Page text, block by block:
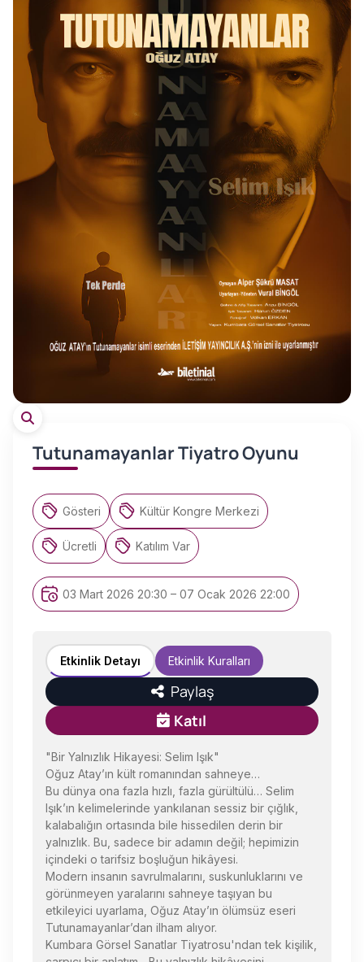
Tutunamayanlar Tiyatro Oyunu
Gösteri Kültür Kongre Merkezi
Ücretli Katılım Var
03 Mart 2026 20:30 – 07 Ocak 2026 22:00
Etkinlik Detayı Etkinlik Kuralları
Paylaş
Katıl
"Bir Yalnızlık Hikayesi: Selim Işık"
Oğuz Atay’ın kült romanından sahneye…
Bu dünya ona fazla hızlı, fazla gürültülü… Selim
Işık’ın kelimelerinde yankılanan sessiz bir çığlık,
kalabalığın ortasında bile hissedilen derin bir
yalnızlık. Bu, sadece bir adamın değil; hepimizin
içindeki o tarifsiz boşluğun hikâyesi.
Modern insanın savrulmalarını, suskunluklarını ve
görünmeyen yaralarını sahneye taşıyan bu
etkileyici uyarlama, Oğuz Atay’ın ölümsüz eseri
Tutunamayanlar’dan ilham alıyor.
Kumbara Görsel Sanatlar Tiyatrosu'ndan tek kişilik,